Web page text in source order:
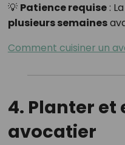
💡 Patience requise:
plusieurs semaines
Comment cuisiner un
4. Planter
avocatier